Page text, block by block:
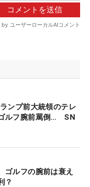
ンプ前大統領のテレ
ルフ腕前罵倒… SN
ゴルフの腕前は衰え
？